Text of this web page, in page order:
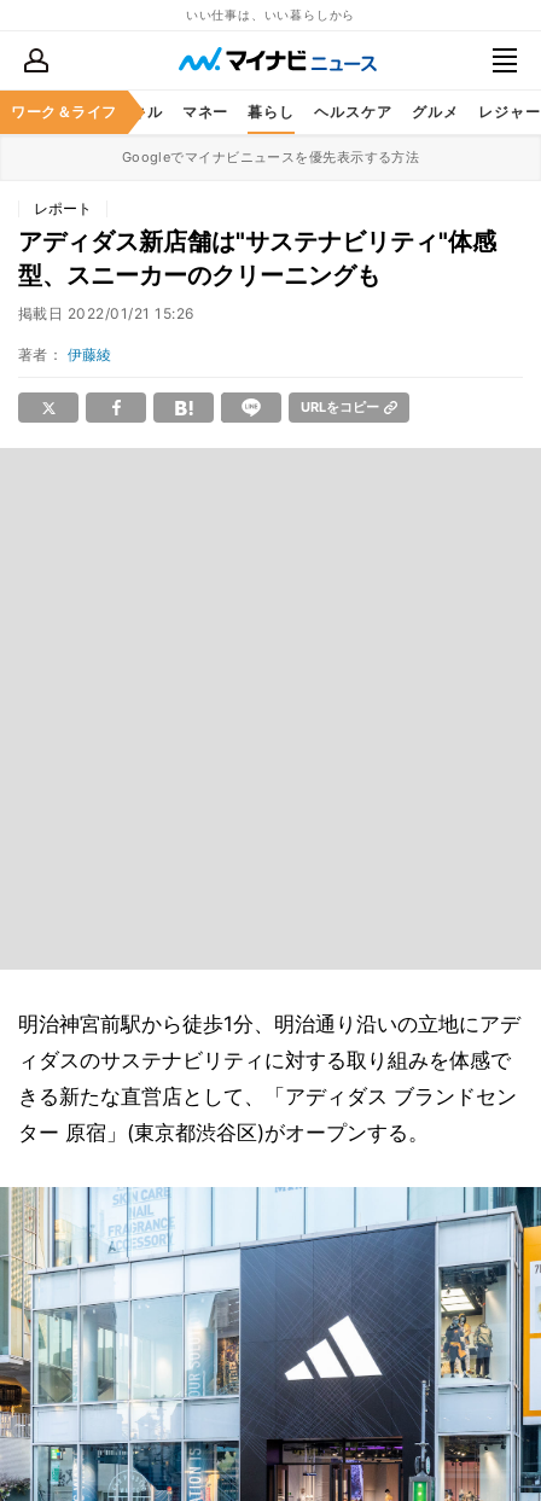
いい仕事は、いい暮らしから
ワーク＆ライフ
ア ビジネススキル マネー 暮らし ヘルスケア グルメ レジャー
Googleでマイナビニュースを優先表示する方法
レポート
アディダス新店舗は"サステナビリティ"体感
型、スニーカーのクリーニングも
掲載日 2022/01/21 15:26
著者： 伊藤綾
URLをコピー
明治神宮前駅から徒歩1分、明治通り沿いの立地にアデ
ィダスのサステナビリティに対する取り組みを体感で
きる新たな直営店として、「アディダス ブランドセン
ター 原宿」(東京都渋谷区)がオープンする。